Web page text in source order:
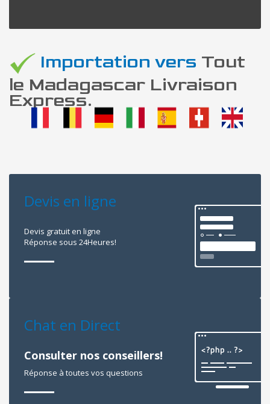
Importation vers Tout
le Madagascar Livraison
Express.
Devis en ligne
Devis gratuit en ligne
Réponse sous 24Heures!
Chat en Direct
Consulter nos conseillers!
Réponse à toutes vos questions